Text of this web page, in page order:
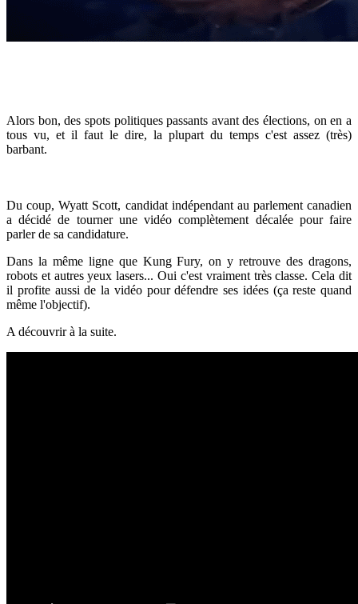
Alors bon, des spots politiques passants avant des élections, on en a
tous vu, et il faut le dire, la plupart du temps c'est assez (très)
barbant.
Du coup, Wyatt Scott, candidat indépendant au parlement canadien
a décidé de tourner une vidéo complètement décalée pour faire
parler de sa candidature.
Dans la même ligne que Kung Fury, on y retrouve des dragons,
robots et autres yeux lasers... Oui c'est vraiment très classe. Cela dit
il profite aussi de la vidéo pour défendre ses idées (ça reste quand
même l'objectif).
A découvrir à la suite.